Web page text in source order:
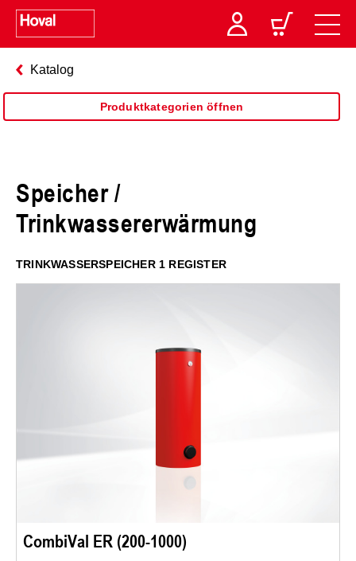
Katalog
Produktkategorien öffnen
Speicher /
Trinkwassererwärmung
TRINKWASSERSPEICHER 1 REGISTER
CombiVal ER (200-1000)